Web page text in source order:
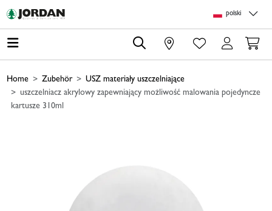
polski
0
Home Zubehör
USZ materiały uszczelniające
uszczelniacz akrylowy zapewniający możliwość malowania pojedyncze
kartusze 310ml